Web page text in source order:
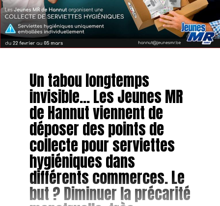
Un tabou longtemps
invisible… Les Jeunes MR
de Hannut viennent de
déposer des points de
collecte pour serviettes
hygiéniques dans
différents commerces. Le
but ? Diminuer la précarité